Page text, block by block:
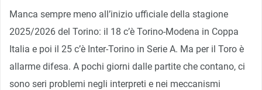
Manca sempre meno all’inizio ufficiale della stagione
2025/2026 del Torino: il 18 c’è Torino-Modena in Coppa
Italia e poi il 25 c’è Inter-Torino in Serie A. Ma per il Toro è
allarme difesa. A pochi giorni dalle partite che contano, ci
sono seri problemi negli interpreti e nei meccanismi